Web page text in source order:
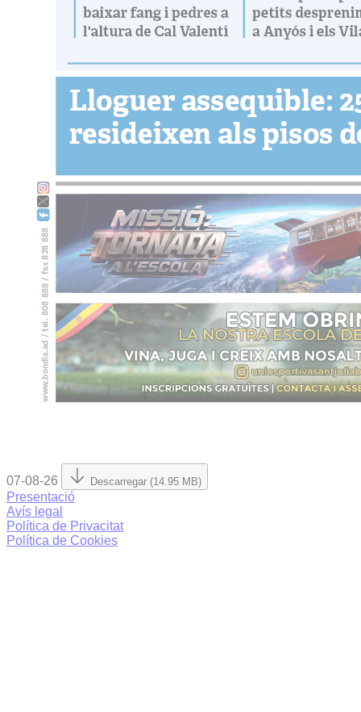
07-08-26 Descarregar (14.95 MB)
Presentació
Avís legal
Política de Privacitat
Política de Cookies